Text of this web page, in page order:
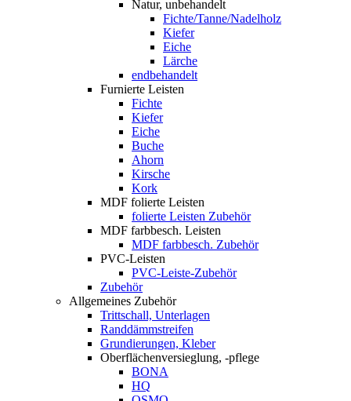
Natur, unbehandelt
Fichte/Tanne/Nadelholz
Kiefer
Eiche
Lärche
endbehandelt
Furnierte Leisten
Fichte
Kiefer
Eiche
Buche
Ahorn
Kirsche
Kork
MDF folierte Leisten
folierte Leisten Zubehör
MDF farbbesch. Leisten
MDF farbbesch. Zubehör
PVC-Leisten
PVC-Leiste-Zubehör
Zubehör
Allgemeines Zubehör
Trittschall, Unterlagen
Randdämmstreifen
Grundierungen, Kleber
Oberflächenversieglung, -pflege
BONA
HQ